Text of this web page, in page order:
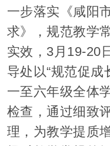
一步落实《咸阳
求》，规范教学
实效，3月19-20
导处以“规范促成
一至六年级全体
检查，通过细致
理，为教学提质